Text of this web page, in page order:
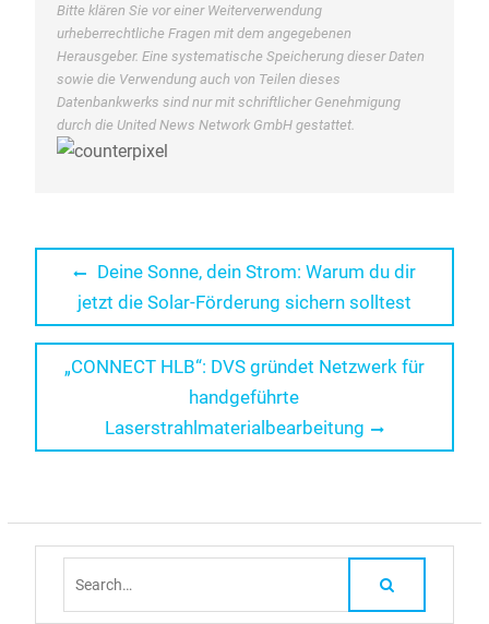
Bitte klären Sie vor einer Weiterverwendung
urheberrechtliche Fragen mit dem angegebenen
Herausgeber. Eine systematische Speicherung dieser Daten
sowie die Verwendung auch von Teilen dieses
Datenbankwerks sind nur mit schriftlicher Genehmigung
durch die United News Network GmbH gestattet.
Beitragsnavigation
Previous
post:
Deine Sonne, dein Strom: Warum du dir
jetzt die Solar-Förderung sichern solltest
Next
„CONNECT HLB“: DVS gründet Netzwerk für
handgeführte
Laserstrahlmaterialbearbeitung